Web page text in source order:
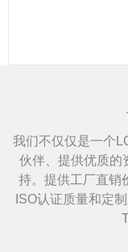
我们不仅仅是一个
伙伴、提供优质的
持。提供工厂直销
ISO认证质量和定